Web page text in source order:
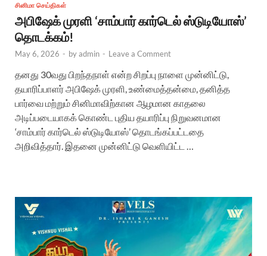
சினிமா செய்திகள்
அபிஷேக் முரளி ‘சாம்பார் கார்டெல் ஸ்டுடியோஸ்’
தொடக்கம்!
May 6, 2026 - byadmin - Leave a Comment
தனது 30வது பிறந்தநாள் என்ற சிறப்பு நாளை முன்னிட்டு,
தயாரிப்பாளர் அபிஷேக் முரளி, உண்மைத்தன்மை, தனித்த
பார்வை மற்றும் சினிமாவிற்கான ஆழமான காதலை
அடிப்படையாகக் கொண்ட புதிய தயாரிப்பு நிறுவனமான
‘சாம்பார் கார்டெல் ஸ்டுடியோஸ்’ தொடங்கப்பட்டதை
அறிவித்தார். இதனை முன்னிட்டு வெளியிட்ட …